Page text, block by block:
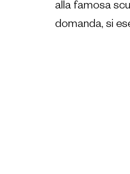
alla famosa
domanda, si